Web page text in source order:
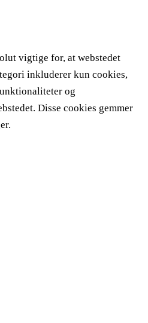
vigtige for, at webstedet
inkluderer kun cookies,
og
Disse cookies gemmer